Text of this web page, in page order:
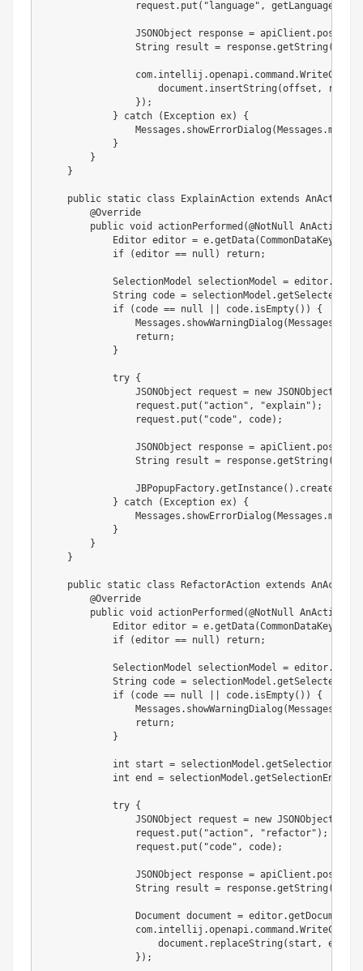
                request
. put ( "language" , getLanguage
JSONObject response = apiClient . post
String result = response.getString (
com. intellij .openapi. command .
                    document
. insertString (offset , result
} ) ;
}
catch ( Exception ex)
{
Messages . showErrorDialog ( Messages .
}
}
}
public static class ExplainAction extends AnAction
@Override
public void actionPerformed (@NotNull
Editor editor = e.getData(CommonDataKeys
if
(editor == null ) return;
SelectionModel selectionModel = editor.
String code = selectionModel .getSelectedText
if
( code == null code. isEmpty( ) )
{
Messages . showWarningDialog ( Messages
return;
}
try {
JSONObject request = new JSONObject
                request
. put ( "action" , "explain" ) ;
                request
. put ( "code" , code) ;
JSONObject response = apiClient . post
String result = response.getString (
JBPopupFactory.getInstance( ) .
}
catch ( Exception ex)
{
Messages . showErrorDialog ( Messages .
}
}
}
public static class RefactorAction extends AnAction
@Override
public void actionPerformed (@NotNull
Editor editor = e.getData(CommonDataKeys
if
(editor == null ) return;
SelectionModel selectionModel = editor.
String code = selectionModel .getSelectedText
if
( code == null code. isEmpty( ) )
{
Messages . showWarningDialog ( Messages
return;
}
int start = selectionModel .getSelectionStart
int end = selectionModel .getSelectionEnd
try {
JSONObject request = new JSONObject
                request
. put ( "action" , "refactor" ) ;
                request
. put ( "code" , code) ;
JSONObject response = apiClient . post
String result = response.getString (
Document document = editor.getDocument
com. intellij .openapi. command .
                    document
. replaceString ( start , end
} ) ;